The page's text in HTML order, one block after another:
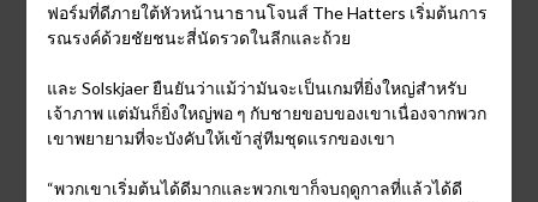
ฟอร์มที่ดีภายใต้หัวหน้านาธานโจนส์ The Hatters เริ่มต้นการ
รณรงค์ด้วยชัยชนะสี่นัดรวดในลีกและถ้วย
และ Solskjaer ยืนยันว่าแม้ว่ามันจะเป็นเกมที่ยิ่งใหญ่สำหรับ
เจ้าภาพ แต่มันก็ยิ่งใหญ่พอ ๆ กับชายขอบของเขาเนื่องจากพวก
เขาพยายามที่จะบังคับให้เข้าสู่ทีมชุดแรกของเขา
“พวกเขาเริ่มต้นได้ดีมากและพวกเขาก็จบฤดูกาลที่แล้วได้ดี